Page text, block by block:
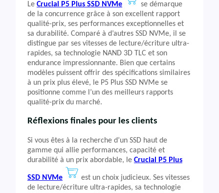
Le Crucial P5 Plus SSD NVMe
se démarque
de la concurrence grâce à son excellent rapport
qualité-prix, ses performances exceptionnelles et
sa durabilité. Comparé à d’autres SSD NVMe, il se
distingue par ses vitesses de lecture/écriture ultra-
rapides, sa technologie NAND 3D TLC et son
endurance impressionnante. Bien que certains
modèles puissent offrir des spécifications similaires
à un prix plus élevé, le P5 Plus SSD NVMe se
positionne comme l’un des meilleurs rapports
qualité-prix du marché.
Réflexions finales pour les clients
Si vous êtes à la recherche d’un SSD haut de
gamme qui allie performances, capacité et
durabilité à un prix abordable, le Crucial P5 Plus
SSD NVMe
est un choix judicieux. Ses vitesses
de lecture/écriture ultra-rapides, sa technologie